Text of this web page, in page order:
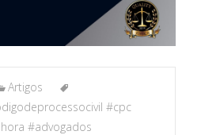
Artigos
#cpc
#advogados